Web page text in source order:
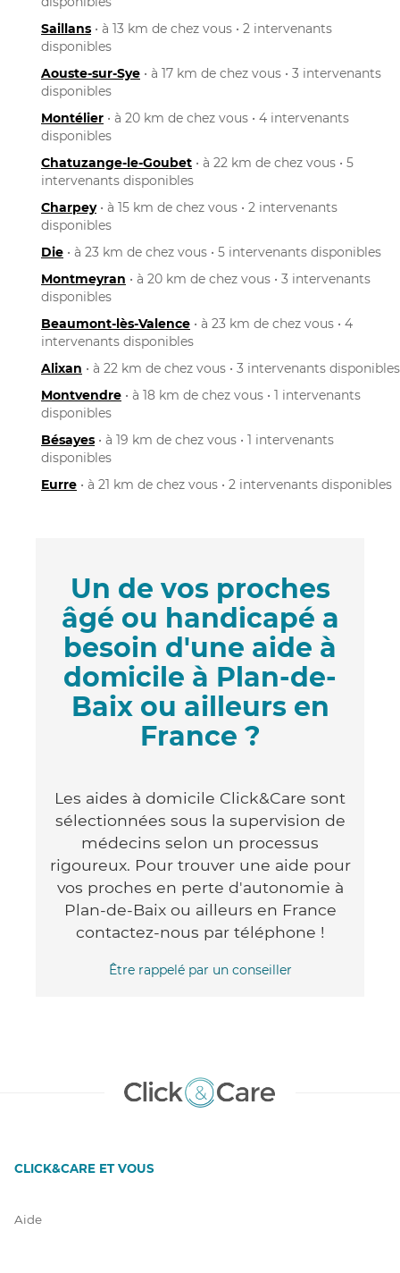
Saillans • à 13 km de chez vous • 2 intervenants
disponibles
Aouste-sur-Sye • à 17 km de chez vous • 3 intervenants
disponibles
Montélier • à 20 km de chez vous • 4 intervenants
disponibles
Chatuzange-le-Goubet • à 22 km de chez vous • 5
intervenants disponibles
Charpey• à 15 km de chez vous • 2 intervenants
disponibles
Die • à 23 km de chez vous • 5 intervenants disponibles
Montmeyran • à 20 km de chez vous • 3 intervenants
disponibles
Beaumont-lès-Valence • à 23 km de chez vous • 4
intervenants disponibles
Alixan • à 22 km de chez vous • 3 intervenants disponibles
Montvendre • à 18 km de chez vous • 1 intervenants
disponibles
Bésayes • à 19 km de chez vous • 1 intervenants
disponibles
Eurre • à 21 km de chez vous • 2 intervenants disponibles
Un de vos proches
âgé ou handicapé a
besoin d'une aide à
domicile à Plan-de-
Baix ou ailleurs en
France ?
Les aides à domicile Click&Care sont
sélectionnées sous la supervision de
médecins selon un processus
rigoureux. Pour trouver une aide pour
vos proches en perte d'autonomie à
Plan-de-Baix ou ailleurs en France
contactez-nous par téléphone !
Être rappelé par un conseiller
CLICK&CARE ET VOUS
Aide